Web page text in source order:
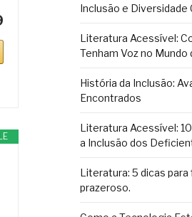
Inclusão e Diversidade
Literatura Acessível:
Tenham Voz no Mundo
História da Inclusão:
Encontrados
Literatura Acessível:
a Inclusão dos
Literatura: 5 dicas
prazeroso.